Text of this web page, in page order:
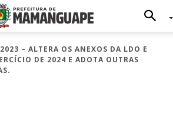
– ALTERA OS ANEXOS DA LDO E
DE 2024 E ADOTA OUTRAS